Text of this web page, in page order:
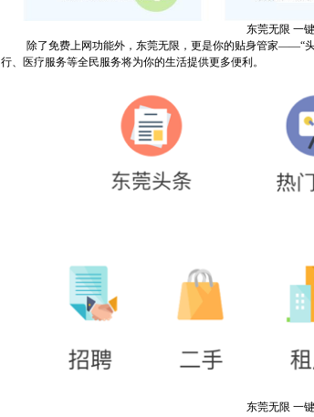
东莞无限 一
除了免费上网功能外，东莞无限，更是你的贴身管家——“
行、医疗服务等全民服务将为你的生活提供更多便利。
东莞无限 一